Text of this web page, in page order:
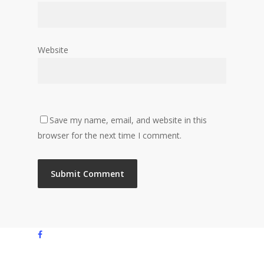
Website
Save my name, email, and website in this
browser for the next time I comment.
facebook